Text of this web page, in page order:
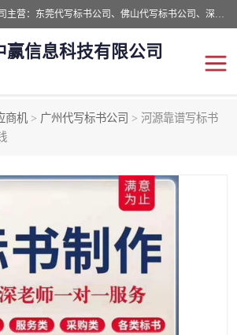
广州中赢信息科技有限公司主营：东莞代写标书公司、佛山代写标书公司、深圳代写标书公司等,食品类标书、工程类类标书,经验丰富的标书制作团队,24小时加急服务,多对一服务。
赢信息科技有限公司
商机 > 广州代写标书公司 > 河源靠谱写标书
广州代写标书公司